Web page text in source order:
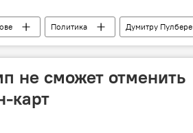
Политика Думитру Пулбере
Конституция румынский язык
не сможет отменить
карт